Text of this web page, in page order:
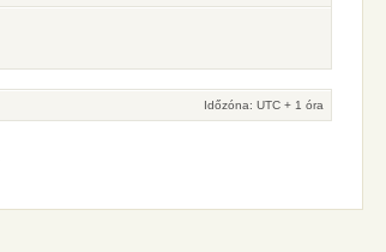
Időzóna: UTC + 1 óra